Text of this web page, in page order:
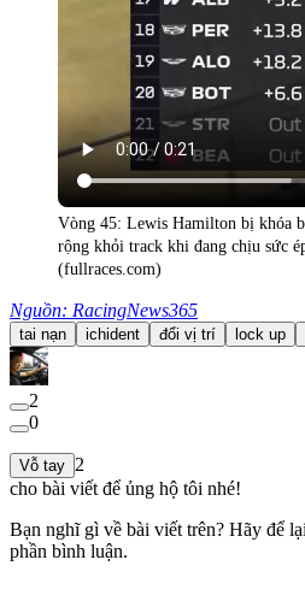
Vòng 45: Lewis Hamilton bị khóa
rộng khỏi track khi đang chịu sức
(fullraces.com)
Nguồn: RacingNews365
tai nạn ichident đổi vị trí lock up
2
0
Vỗ tay 2
cho bài viết để ủng hộ tôi nhé!
Bạn nghĩ gì về bài viết trên? Hãy để
phần bình luận.